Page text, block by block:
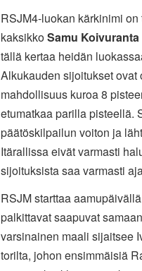
RSJM4-luokan kärkinimi
kaksikkoSamu Koivuranta
tällä kertaa heidän
Alkukauden sijoitukset
mahdollisuus kuroa 8
etumatkaa parilla pisteellä.
päätöskilpailun voiton ja
Itärallissa eivät varmasti
sijoituksista saa varmasti
RSJM starttaa
palkittavat saapuvat
varsinainen maali sijaitsee
torilta, johon ensimmäisiä